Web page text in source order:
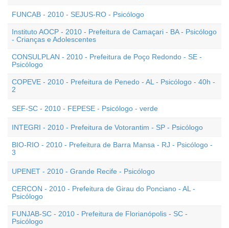
FUNCAB - 2010 - SEJUS-RO - Psicólogo
Instituto AOCP - 2010 - Prefeitura de Camaçari - BA - Psicólogo
- Crianças e Adolescentes
CONSULPLAN - 2010 - Prefeitura de Poço Redondo - SE -
Psicólogo
COPEVE - 2010 - Prefeitura de Penedo - AL - Psicólogo - 40h -
2
SEF-SC - 2010 - FEPESE - Psicólogo - verde
INTEGRI - 2010 - Prefeitura de Votorantim - SP - Psicólogo
BIO-RIO - 2010 - Prefeitura de Barra Mansa - RJ - Psicólogo -
3
UPENET - 2010 - Grande Recife - Psicólogo
CERCON - 2010 - Prefeitura de Girau do Ponciano - AL -
Psicólogo
FUNJAB-SC - 2010 - Prefeitura de Florianópolis - SC -
Psicólogo